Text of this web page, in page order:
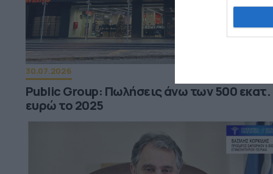
30.07.2026
Public Group: Πωλήσεις άνω των 500 εκατ.
ευρώ το 2025